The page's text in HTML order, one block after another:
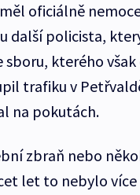
oficiálně
další policista,
sboru, kterého
trafiku v
na pokutách.
zbraň nebo
let to nebylo